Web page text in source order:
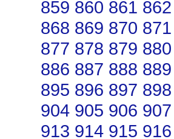
859 860 861 862
868 869 870 871
877 878 879 880
886 887 888 889
895 896 897 898
904 905 906 907
913 914 915 916